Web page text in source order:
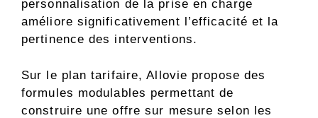
personnalisation de la prise en charge
améliore significativement l’efficacité et la
pertinence des interventions.
Sur le plan tarifaire, Allovie propose des
formules modulables permettant de
construire une offre sur mesure selon les